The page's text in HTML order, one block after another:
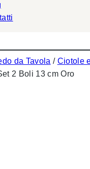
da Tavola / Ciotole
2 Boli 13 cm Oro